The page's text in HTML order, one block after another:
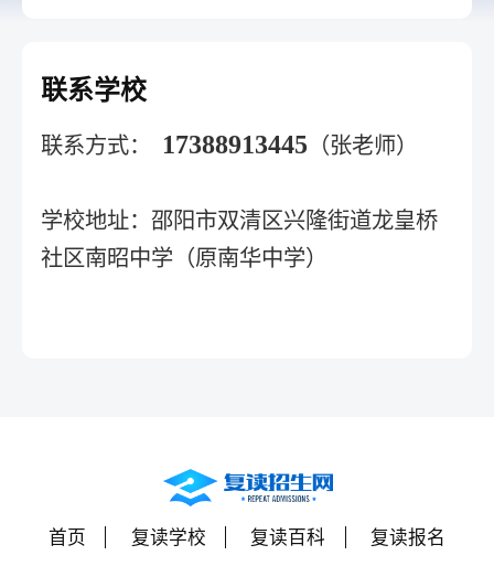
联系学校
联系方式： 17388913445 （张老师）
学校地址：邵阳市双清区兴隆街道龙皇桥
社区南昭中学（原南华中学）
首页 复读学校 复读百科 复读报名